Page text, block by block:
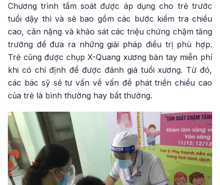
Chương trình tầm soát được áp dụng cho trẻ trước
tuổi dậy thì và sẽ bao gồm các bước kiểm tra chiều
cao, cân nặng và khảo sát các triệu chứng chậm tăng
trưởng để đưa ra những giải pháp điều trị phù hợp.
Trẻ cũng được chụp X-Quang xương bàn tay miễn phí
khi có chỉ định để được đánh giá tuổi xương. Từ đó,
các bác sỹ sẽ tư vấn về vấn đề phát triển chiều cao
của trẻ là bình thường hay bất thường.